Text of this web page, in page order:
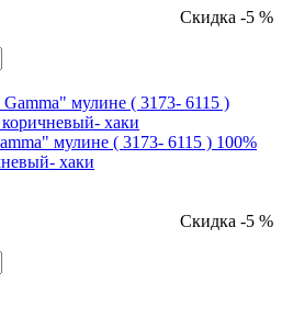
Скидка -5 %
мулине ( 3173- 6115 ) 100%
хаки
Скидка -5 %